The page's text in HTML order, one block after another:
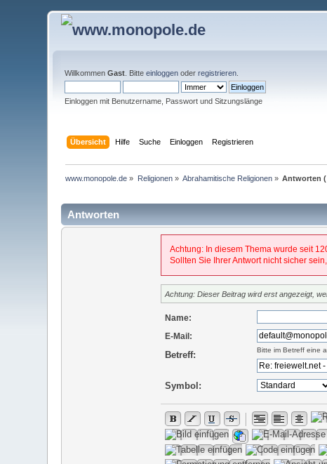
WillkommenGast . Bitteeinloggen oderregistrieren
Einloggen mit Benutzername, Passwort und Sitzungslänge
Übersicht Hilfe Suche Einloggen Registrieren
www.monopole.de » Religionen» Abrahamitische Religionen » Antworten (
Antworten
Achtung: In diesem Thema wurde seit
Sollten Sie Ihrer Antwort nicht sicher
Achtung: Dieser Beitrag wird erst angezeigt,
Name:
E-Mail:
Bitte im Betreff eine
Betreff:
Symbol: